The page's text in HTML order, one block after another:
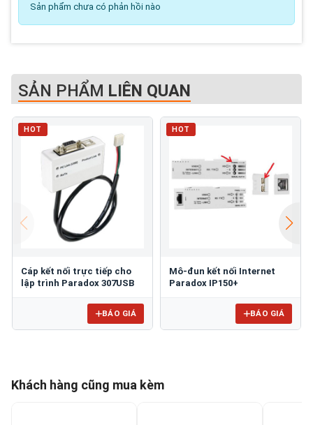
Sản phẩm chưa có phản hồi nào
SẢN PHẨM LIÊN QUAN
HOT
Cáp kết nối trực tiếp cho
lập trình Paradox 307USB
BÁO GIÁ
HOT
Mô-đun kết nối Internet
Paradox IP150+
BÁO GIÁ
Khách hàng cũng mua kèm